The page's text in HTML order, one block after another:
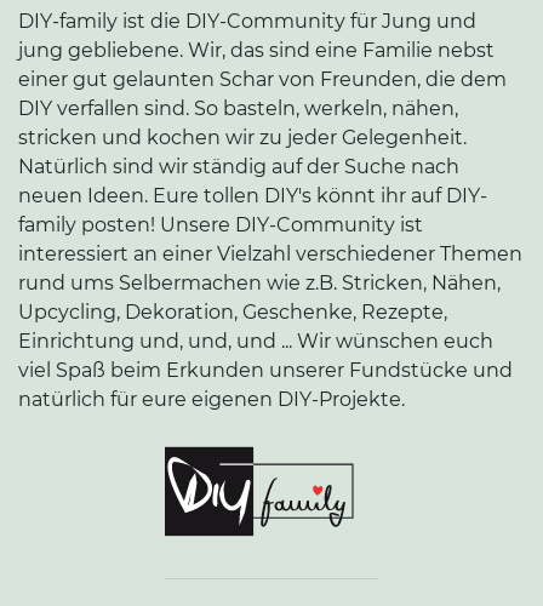
DIY-family ist die DIY-Community für Jung und
jung gebliebene. Wir, das sind eine Familie nebst
einer gut gelaunten Schar von Freunden, die dem
DIY verfallen sind. So basteln, werkeln, nähen,
stricken und kochen wir zu jeder Gelegenheit.
Natürlich sind wir ständig auf der Suche nach
neuen Ideen. Eure tollen DIY's könnt ihr auf DIY-
family posten! Unsere DIY-Community ist
interessiert an einer Vielzahl verschiedener Themen
rund ums Selbermachen wie z.B. Stricken, Nähen,
Upcycling, Dekoration, Geschenke, Rezepte,
Einrichtung und, und, und ... Wir wünschen euch
viel Spaß beim Erkunden unserer Fundstücke und
natürlich für eure eigenen DIY-Projekte.